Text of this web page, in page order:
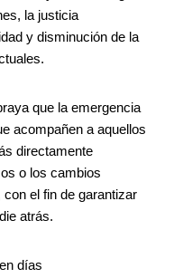
la justicia
y disminución de la
que la emergencia
acompañen a aquellos
directamente
o los cambios
el fin de garantizar
atrás.
días